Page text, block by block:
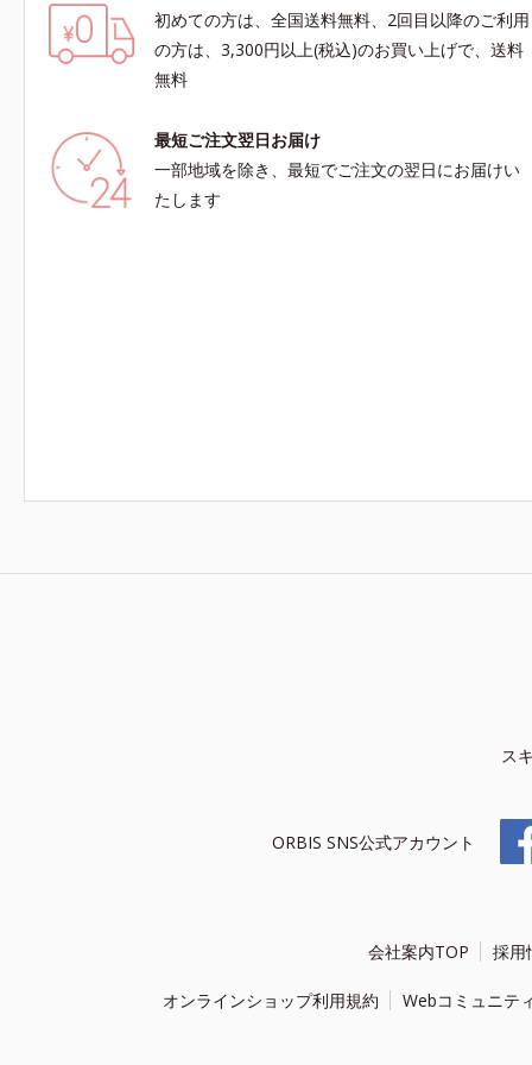
初めての方は、全国送料無料、2回目以降のご利用
の方は、3,300円以上(税込)のお買い上げで、送料
無料
最短ご注文翌日お届け
一部地域を除き、最短でご注文の翌日にお届けい
たします
ス
ORBIS SNS公式アカウント
会社案内TOP 採用
オンラインショップ利用規約 Webコミュニテ